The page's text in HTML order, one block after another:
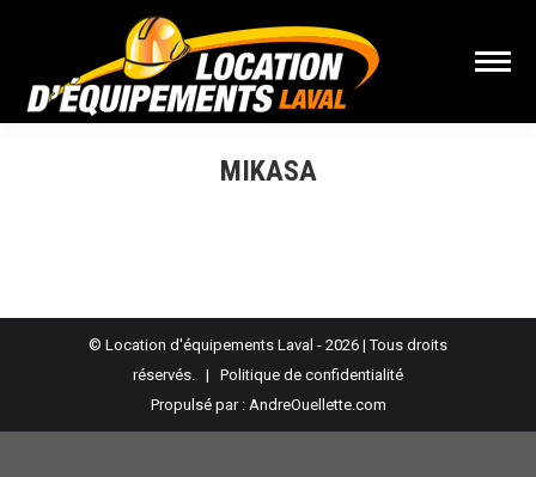
MIKASA
© Location d'équipements Laval - 2026 | Tous droits
réservés. | Politique de confidentialité
Propulsé par : AndreOuellette.com